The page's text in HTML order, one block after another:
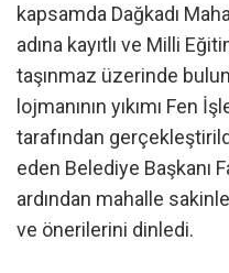
kapsamda Dağkadı
adına kayıtlı ve Milli
taşınmaz üzerinde
lojmanının yıkımı Fen
tarafından
eden Belediye Başkanı
ardından mahalle
ve önerilerini dinledi.